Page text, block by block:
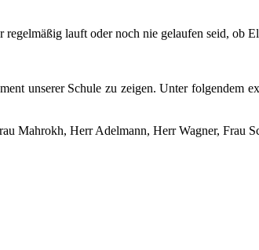
lauft oder noch nie gelaufen seid, ob
unserer Schule zu zeigen. Unter folgendem
Mahrokh, Herr Adelmann, Herr Wagner, Frau